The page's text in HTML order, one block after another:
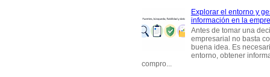
Explorar el entorno y
información en la
Antes de tomar una
empresarial no basta
buena idea. Es
entorno, obtener
compro...